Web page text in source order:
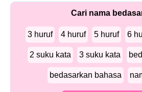
Cari nama
3 huruf 4 huruf 5 huruf 6
2 suku kata 3 suku kata
bedasarkan bahasa